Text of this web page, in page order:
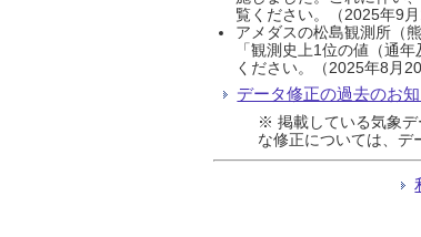
覧ください。（2025年9月
アメダスの松島観測所（
「観測史上1位の値（通
ください。（2025年8月20
データ修正の過去のお
※ 掲載している気象デ
な修正については、デ